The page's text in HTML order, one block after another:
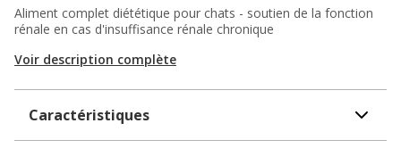
Aliment complet diététique pour chats - soutien de la fonction
rénale en cas d'insuffisance rénale chronique
Voir description complète
Caractéristiques